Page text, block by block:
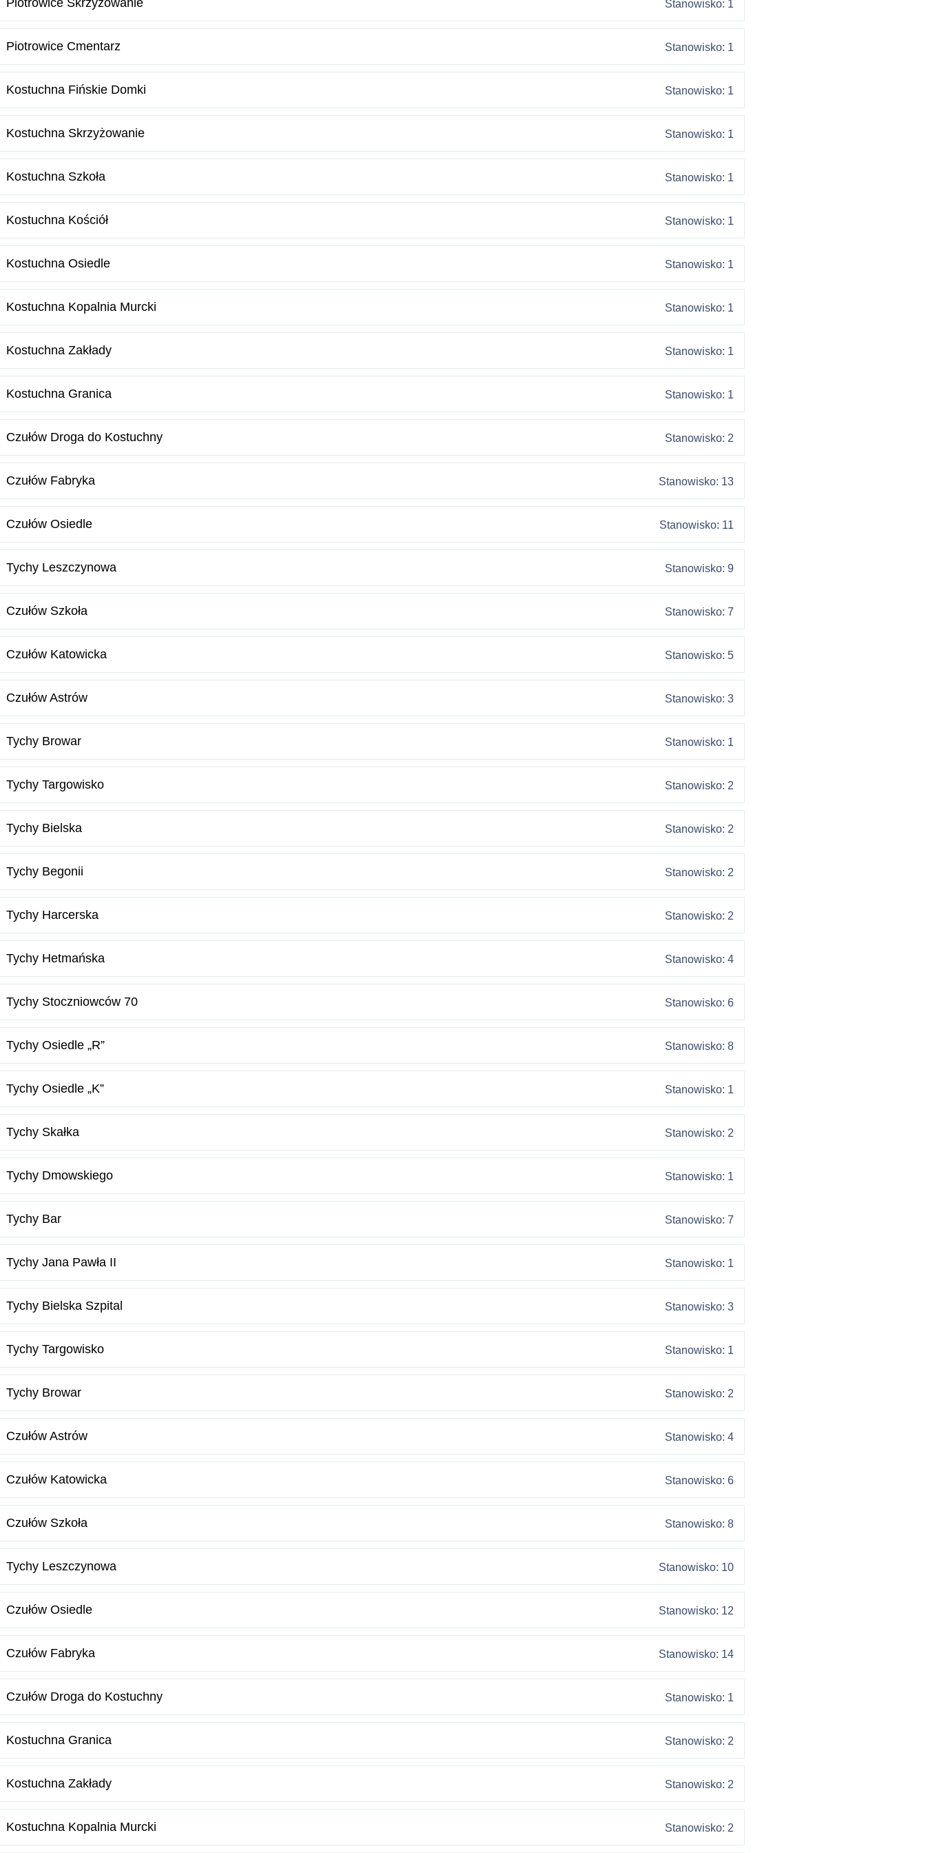
Stanowisko: 1
Piotrowice Cmentarz Stanowisko: 1
Kostuchna Fińskie Domki Stanowisko: 1
Kostuchna Skrzyżowanie Stanowisko: 1
Kostuchna Szkoła Stanowisko: 1
Kostuchna Kościół Stanowisko: 1
Kostuchna Osiedle Stanowisko: 1
Kostuchna Kopalnia Murcki Stanowisko: 1
Kostuchna Zakłady Stanowisko: 1
Kostuchna Granica Stanowisko: 1
Czułów Droga do Kostuchny Stanowisko: 2
Czułów Fabryka Stanowisko: 13
Czułów Osiedle Stanowisko: 11
Tychy Leszczynowa Stanowisko: 9
Czułów Szkoła Stanowisko: 7
Czułów Katowicka Stanowisko: 5
Czułów Astrów Stanowisko: 3
Tychy Browar Stanowisko: 1
Tychy Targowisko Stanowisko: 2
Tychy Bielska Stanowisko: 2
Tychy Begonii Stanowisko: 2
Tychy Harcerska Stanowisko: 2
Tychy Hetmańska Stanowisko: 4
Tychy Stoczniowców 70 Stanowisko: 6
Tychy Osiedle „R” Stanowisko: 8
Tychy Osiedle „K” Stanowisko: 1
Tychy Skałka Stanowisko: 2
Tychy Dmowskiego Stanowisko: 1
Tychy Bar Stanowisko: 7
Tychy Jana Pawła II Stanowisko: 1
Tychy Bielska Szpital Stanowisko: 3
Tychy Targowisko Stanowisko: 1
Tychy Browar Stanowisko: 2
Czułów Astrów Stanowisko: 4
Czułów Katowicka Stanowisko: 6
Czułów Szkoła Stanowisko: 8
Tychy Leszczynowa Stanowisko: 10
Czułów Osiedle Stanowisko: 12
Czułów Fabryka Stanowisko: 14
Czułów Droga do Kostuchny Stanowisko: 1
Kostuchna Granica Stanowisko: 2
Kostuchna Zakłady Stanowisko: 2
Kostuchna Kopalnia Murcki Stanowisko: 2